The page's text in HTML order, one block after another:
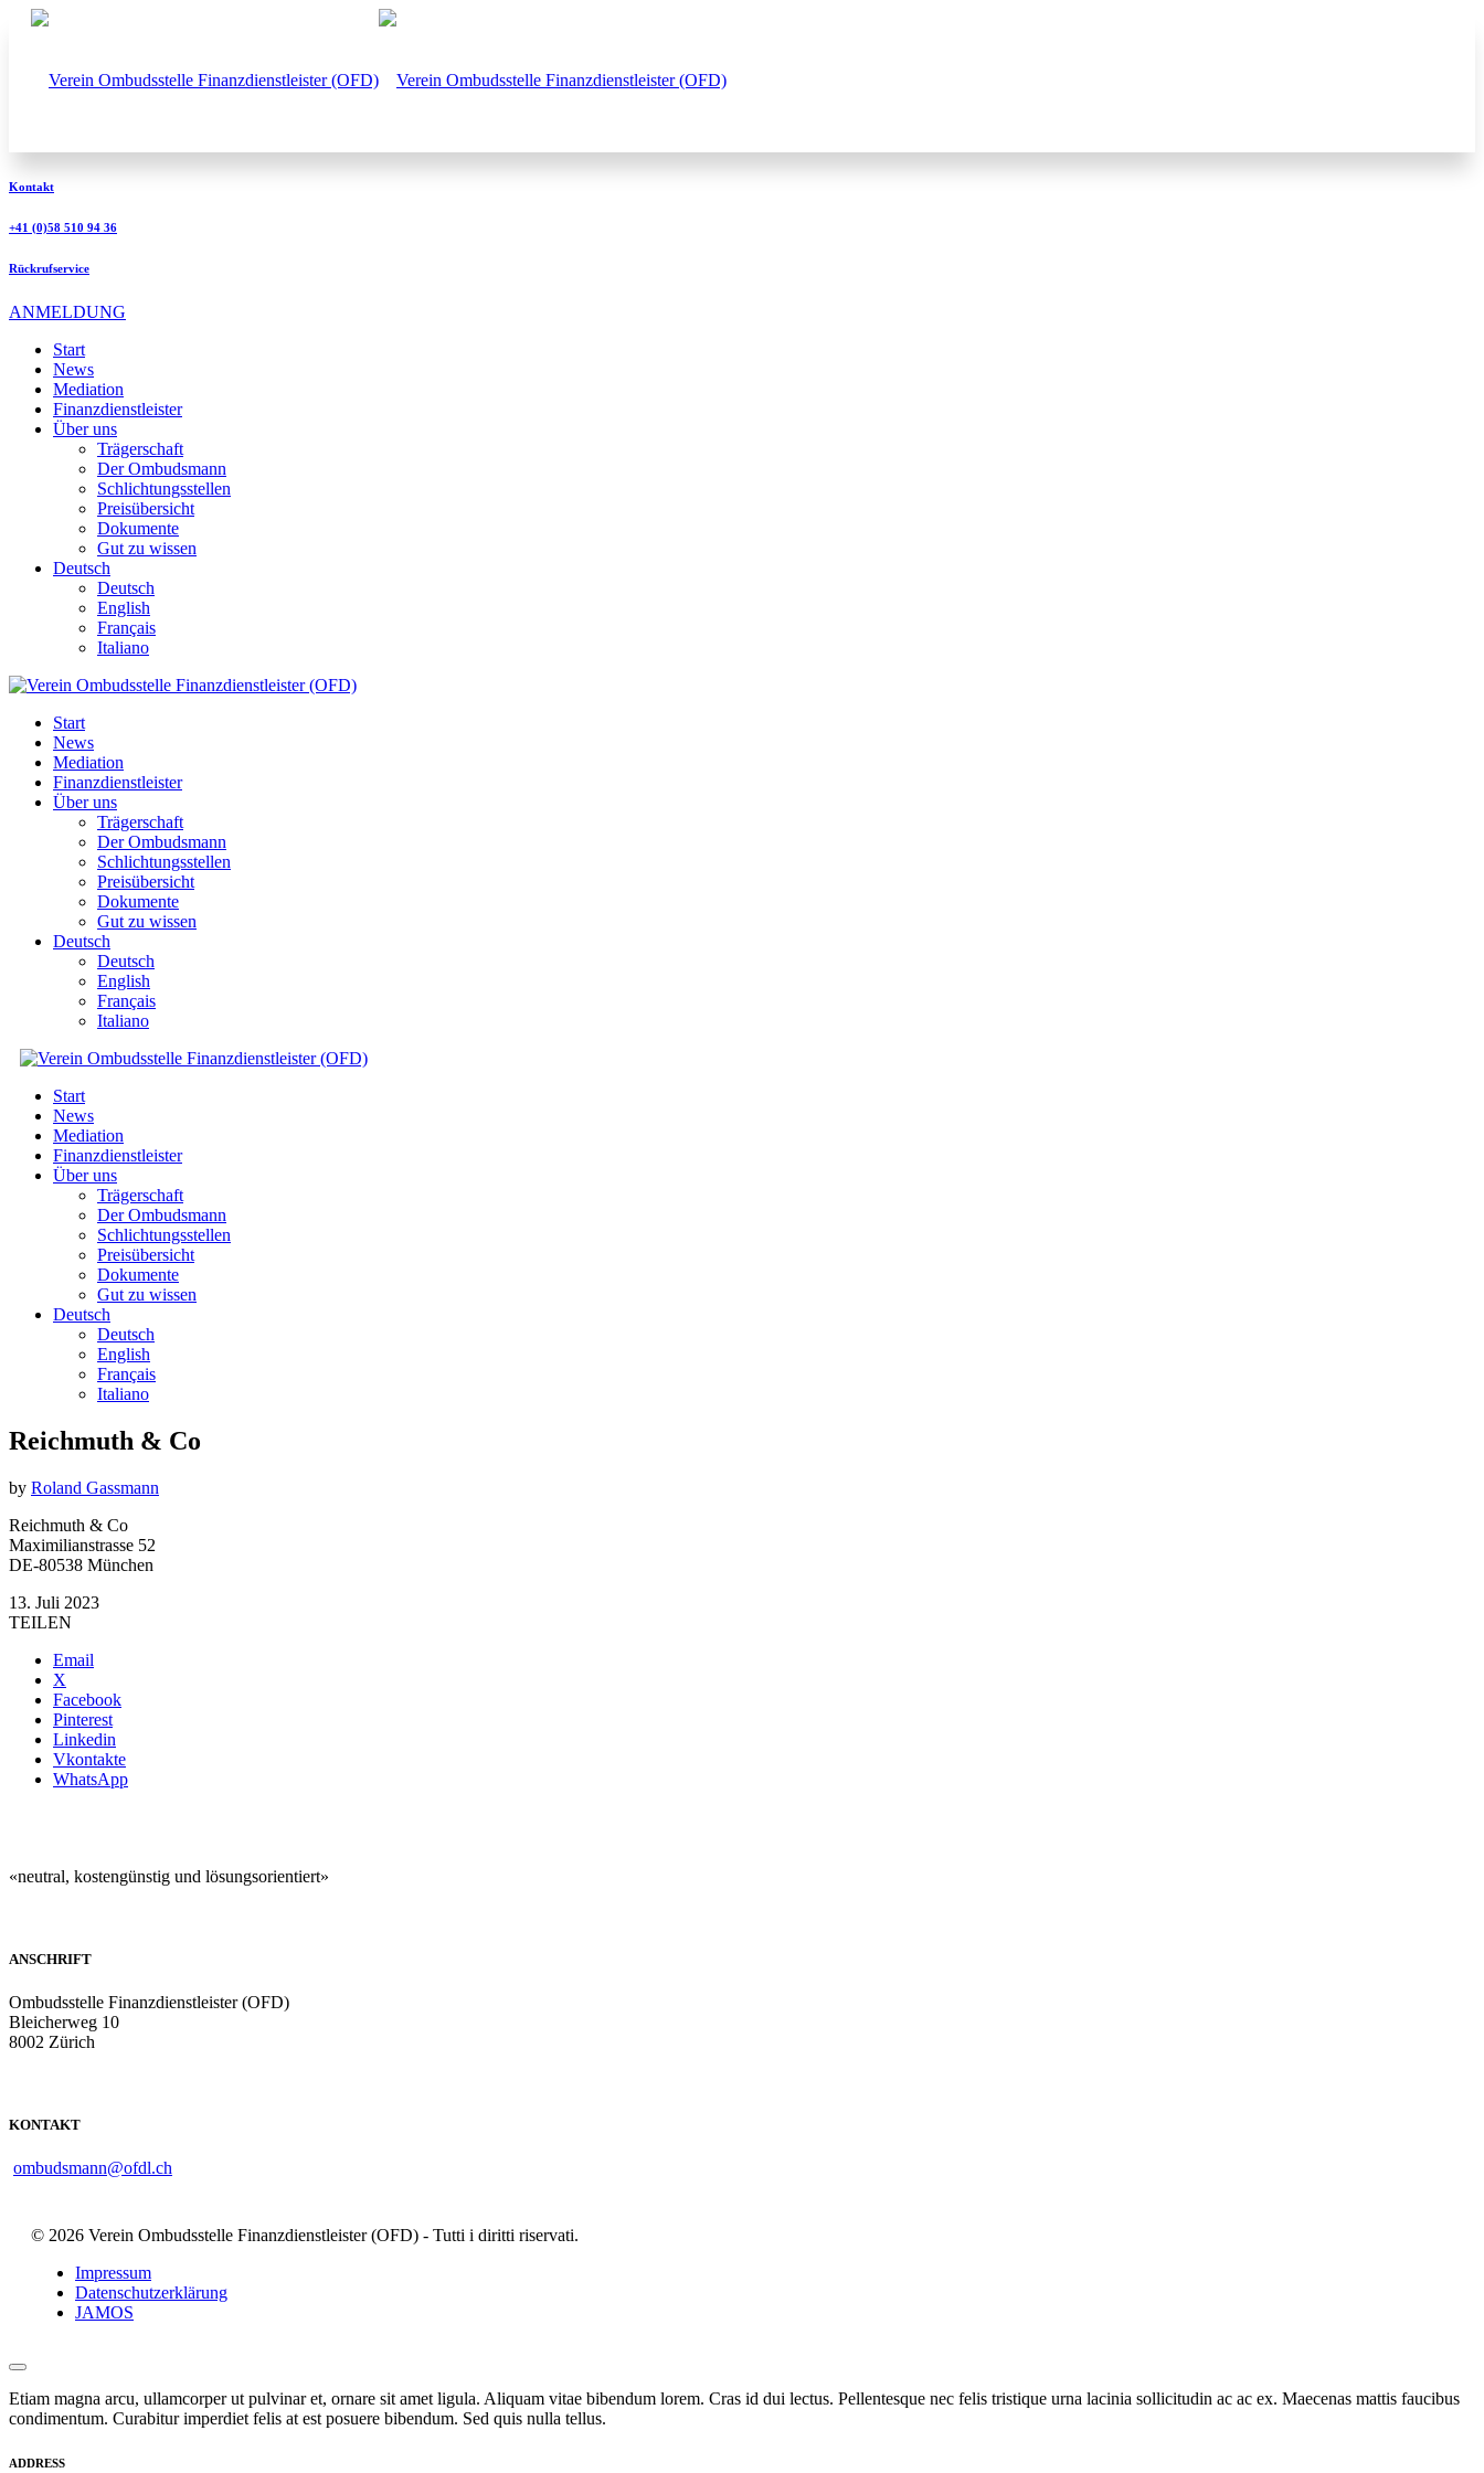
Kontakt
+41 (0)58 510 94 36
Rückrufservice
ANMELDUNG
Start
News
Mediation
Finanzdienstleister
Über uns
Trägerschaft
Der Ombudsmann
Schlichtungsstellen
Preisübersicht
Dokumente
Gut zu wissen
Deutsch
Deutsch
English
Français
Italiano
Start
News
Mediation
Finanzdienstleister
Über uns
Trägerschaft
Der Ombudsmann
Schlichtungsstellen
Preisübersicht
Dokumente
Gut zu wissen
Deutsch
Deutsch
English
Français
Italiano
Start
News
Mediation
Finanzdienstleister
Über uns
Trägerschaft
Der Ombudsmann
Schlichtungsstellen
Preisübersicht
Dokumente
Gut zu wissen
Deutsch
Deutsch
English
Français
Italiano
Reichmuth & Co
by Roland Gassmann
Reichmuth & Co
Maximilianstrasse 52
DE-80538 München
13. Juli 2023
TEILEN
Email
X
Facebook
Pinterest
Linkedin
Vkontakte
WhatsApp
«neutral, kostengünstig und lösungsorientiert»
ANSCHRIFT
Ombudsstelle Finanzdienstleister (OFD)
Bleicherweg 10
8002 Zürich
KONTAKT
ombudsmann@ofdl.ch
© 2026 Verein Ombudsstelle Finanzdienstleister (OFD) - Tutti i diritti riservati.
Impressum
Datenschutzerklärung
JAMOS
Etiam magna arcu, ullamcorper ut pulvinar et, ornare sit amet ligula. Aliquam vitae bibendum lorem. Cras id dui lectus. Pellentesque nec felis tristique urna lacinia sollicitudin ac ac ex. Maecenas mattis faucibus
condimentum. Curabitur imperdiet felis at est posuere bibendum. Sed quis nulla tellus.
ADDRESS